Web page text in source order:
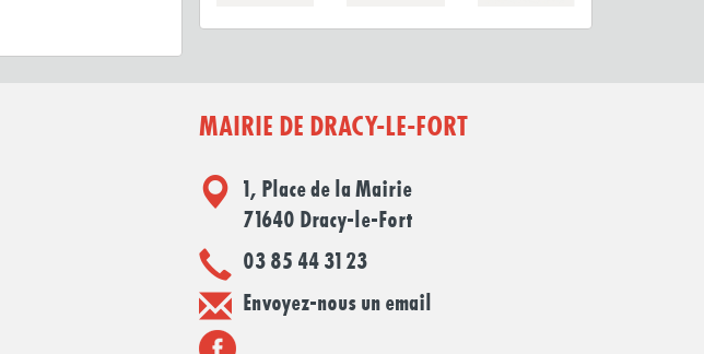
MAIRIE DE DRACY-LE-FORT
1, Place de la Mairie
71640 Dracy-le-Fort
03 85 44 31 23
Envoyez-nous un email